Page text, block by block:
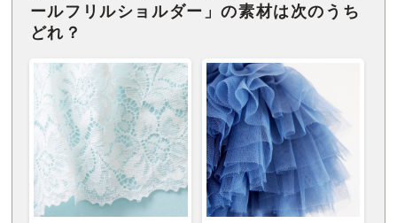
ールフリルショルダー」の素材は次のうち
どれ？